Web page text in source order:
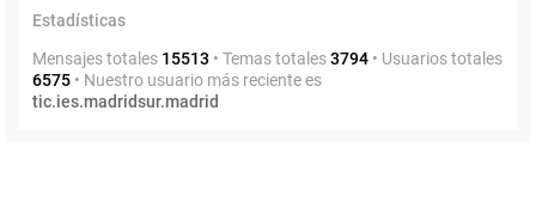
Estadísticas
Mensajes totales 15513 • Temas totales3794 • Usuarios totales
6575 • Nuestro usuario más reciente es
tic.ies.madridsur.madrid